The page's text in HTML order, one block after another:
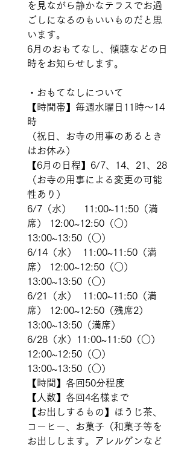
を見ながら静かなテラスでお過
ごしになるのもいいものだと思
います。
6月のおもてなし、傾聴などの日
時をお知らせします。
・おもてなしについて
【時間帯】毎週水曜日11時〜14
時
（祝日、お寺の用事のあるとき
はお休み）
【6月の日程】6/7、14、21、28
（お寺の用事による変更の可能
性あり）
6/7（水）　 11:00~11:50（満
席） 12:00~12:50（○）
13:00~13:50（○）
6/14（水）  11:00~11:50（満
席） 12:00~12:50（○）
13:00~13:50（○）
6/21（水）  11:00~11:50（満
席） 12:00~12:50（残席2）
13:00~13:50（満席）
6/28（水）11:00~11:50（○）
12:00~12:50（○）
13:00~13:50（○）
【時間】各回50分程度
【人数】各回4名様まで
【お出しするもの】ほうじ茶、
コーヒー、お菓子（和菓子等を
お出しします。アレルゲンなど